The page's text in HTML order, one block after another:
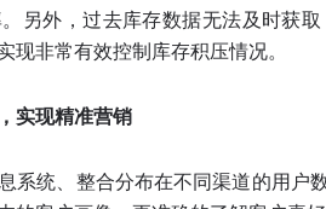
另外，过去库存数据无法及时获
现非常有效控制库存积压情况。
实现精准营销
系统、整合分布在不同渠道的用户